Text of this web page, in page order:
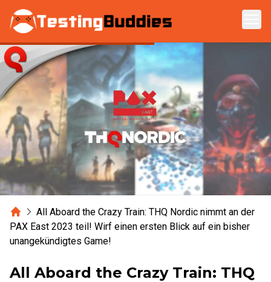
Zum Hauptinhalt springen
HomeAll Aboard the Crazy Train: THQ Nordic nimmt an der
PAX East 2023 teil! Wirf einen ersten Blick auf ein bisher
unangekündigtes Game!
All Aboard the Crazy Train: THQ